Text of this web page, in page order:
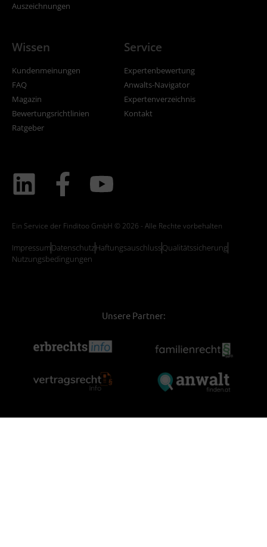
Auszeichnungen
Wissen
Kundenmeinungen
FAQ
Magazin
Bewertungsrichtlinien
Ratgeber
Service
Expertenbewertung
Anwalts-Navigator
Expertenverzeichnis
Kontakt
Ein Service der Finditoo GmbH © 2026 - Alle Rechte vorbehalten
ImpressumDatenschutzHaftungsauschlussQualitätssicherung
Nutzungsbedingungen
Unsere Partner: